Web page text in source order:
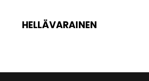
HELLÄVARAINEN